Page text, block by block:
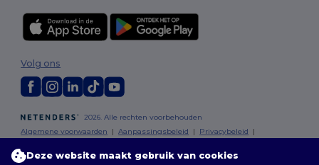
2026. Alle rechten voorbehouden
Algemene voorwaarden |Aanpassingsbeleid | Privacybeleid |
Volg ons
Deze website maakt gebruik van cookies